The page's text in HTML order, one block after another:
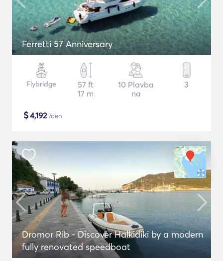
Ferretti 57 Anniversary
Flybridge
57 ft
17 m
10 Plavba
na
3
$4,192/den
Dromor Rib - Discover Halkidiki by a modern
fully renovated speedboat